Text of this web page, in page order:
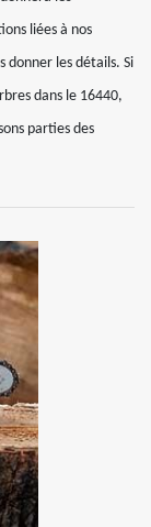
liées à nos
donner les détails. Si
dans le 16440,
parties des